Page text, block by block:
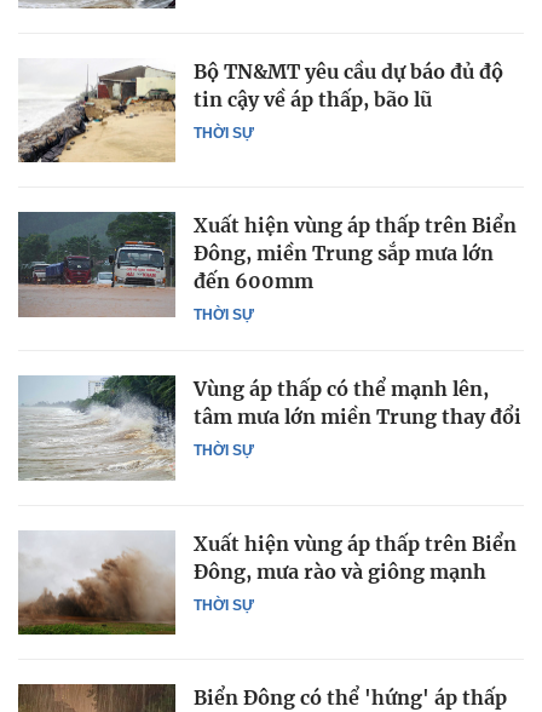
THỜI SỰ
Bộ TN&MT yêu cầu dự báo đủ độ
tin cậy về áp thấp, bão lũ
THỜI SỰ
Xuất hiện vùng áp thấp trên Biển
Đông, miền Trung sắp mưa lớn
đến 600mm
THỜI SỰ
Vùng áp thấp có thể mạnh lên,
tâm mưa lớn miền Trung thay đổi
THỜI SỰ
Xuất hiện vùng áp thấp trên Biển
Đông, mưa rào và giông mạnh
Biển Đông có thể 'hứng' áp thấp